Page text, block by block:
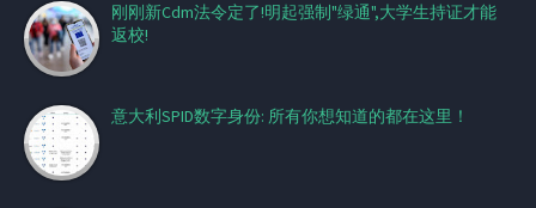
刚刚新Cdm法令定了!明起强制"绿通",大学生持证才能
返校!
意大利SPID数字身份: 所有你想知道的都在这里！